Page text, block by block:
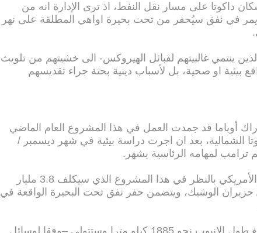
داكوتا على مسار نقل النفط، اذ ترى الإدارة انه من
يمر في نفق سيُحفر من تحت بحيرة اواهي المطلقة على نهر
ينتمي غالبيتهم لقبائل الهيروكس- الى خشيتهم من تلويث
بيئية او صحية، بل لأسباب دينية بحتة جراء تقديسهم
أوباما قد جمدت العمل في هذا المشروع العام الماضي
الشمالية، بعد ان اجرت دراسة بيئية في شهر ديسمبر /
ترامب لمهامه الرئاسية بشهر.
من جانبه كّلف ترامب الجيش الأمريكي بالنظر في هذا المشروع الذي سيكلف 3.8 مليار
/ حزيران الوشيك، ويتضمن حفر نفق تحت البحيرة الواقعة في
ويرى مؤيدو المشروع بانه ويبلغ طول الانبوب نحو 1885 كيلو مترا وستتولى –وفقا لوسائل